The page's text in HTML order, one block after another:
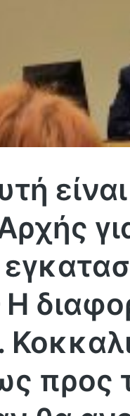
Η
προς